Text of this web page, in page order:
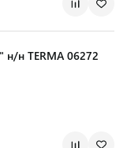
н/н TERMA 06272